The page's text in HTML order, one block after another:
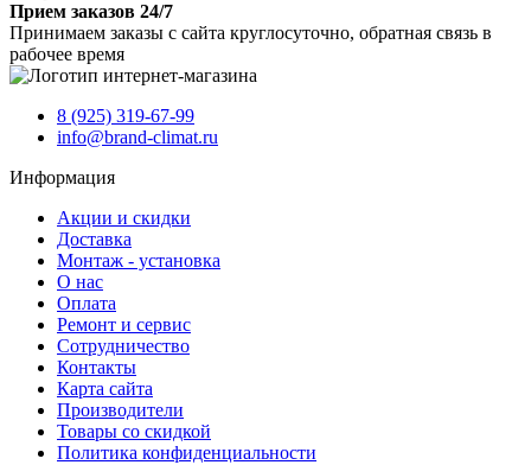
Прием заказов 24/7
Принимаем заказы с сайта круглосуточно, обратная связь в
рабочее время
8 (925) 319-67-99
info@brand-climat.ru
Информация
Акции и скидки
Доставка
Монтаж - установка
О нас
Оплата
Ремонт и сервис
Сотрудничество
Контакты
Карта сайта
Производители
Товары со скидкой
Политика конфиденциальности